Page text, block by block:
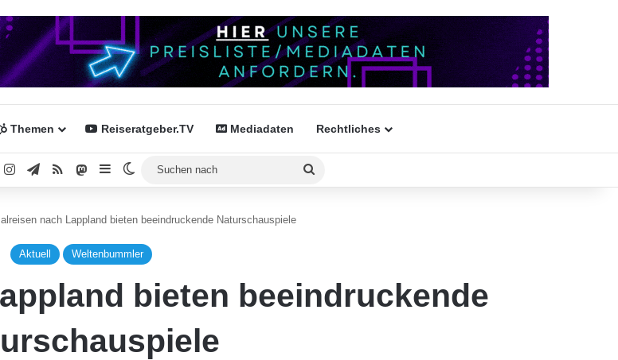
Themen Reiseratgeber.TV Mediadaten Rechtliches
InstagramTelegram
RSS Mastodon
SidebarSkin umschalten
nach Lappland bieten beeindruckende Naturschauspiele
Aktuell Weltenbummler
bieten beeindruckende